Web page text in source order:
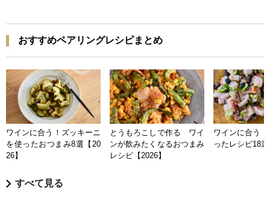
おすすめペアリングレシピまとめ
ワインに合う！ズッキーニ
を使ったおつまみ8選【20
26】
とうもろこしで作る ワイ
ンが飲みたくなるおつまみ
レシピ【2026】
ワインに合う
ったレシピ18
すべて見る